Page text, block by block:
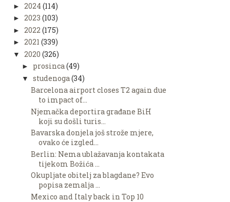
► 2024 (114)
► 2023 (103)
► 2022 (175)
► 2021 (339)
▼ 2020 (326)
► prosinca(49)
▼ studenoga (34)
Barcelona airport closes T2 again due
to impact of...
Njemačka deportira građane BiH
koji su došli turis...
Bavarska donjela još strože mjere,
ovako će izgled...
Berlin: Nema ublažavanja kontakata
tijekom Božića ...
Okupljate obitelj za blagdane? Evo
popisa zemalja ...
Mexico and Italy back in Top 10